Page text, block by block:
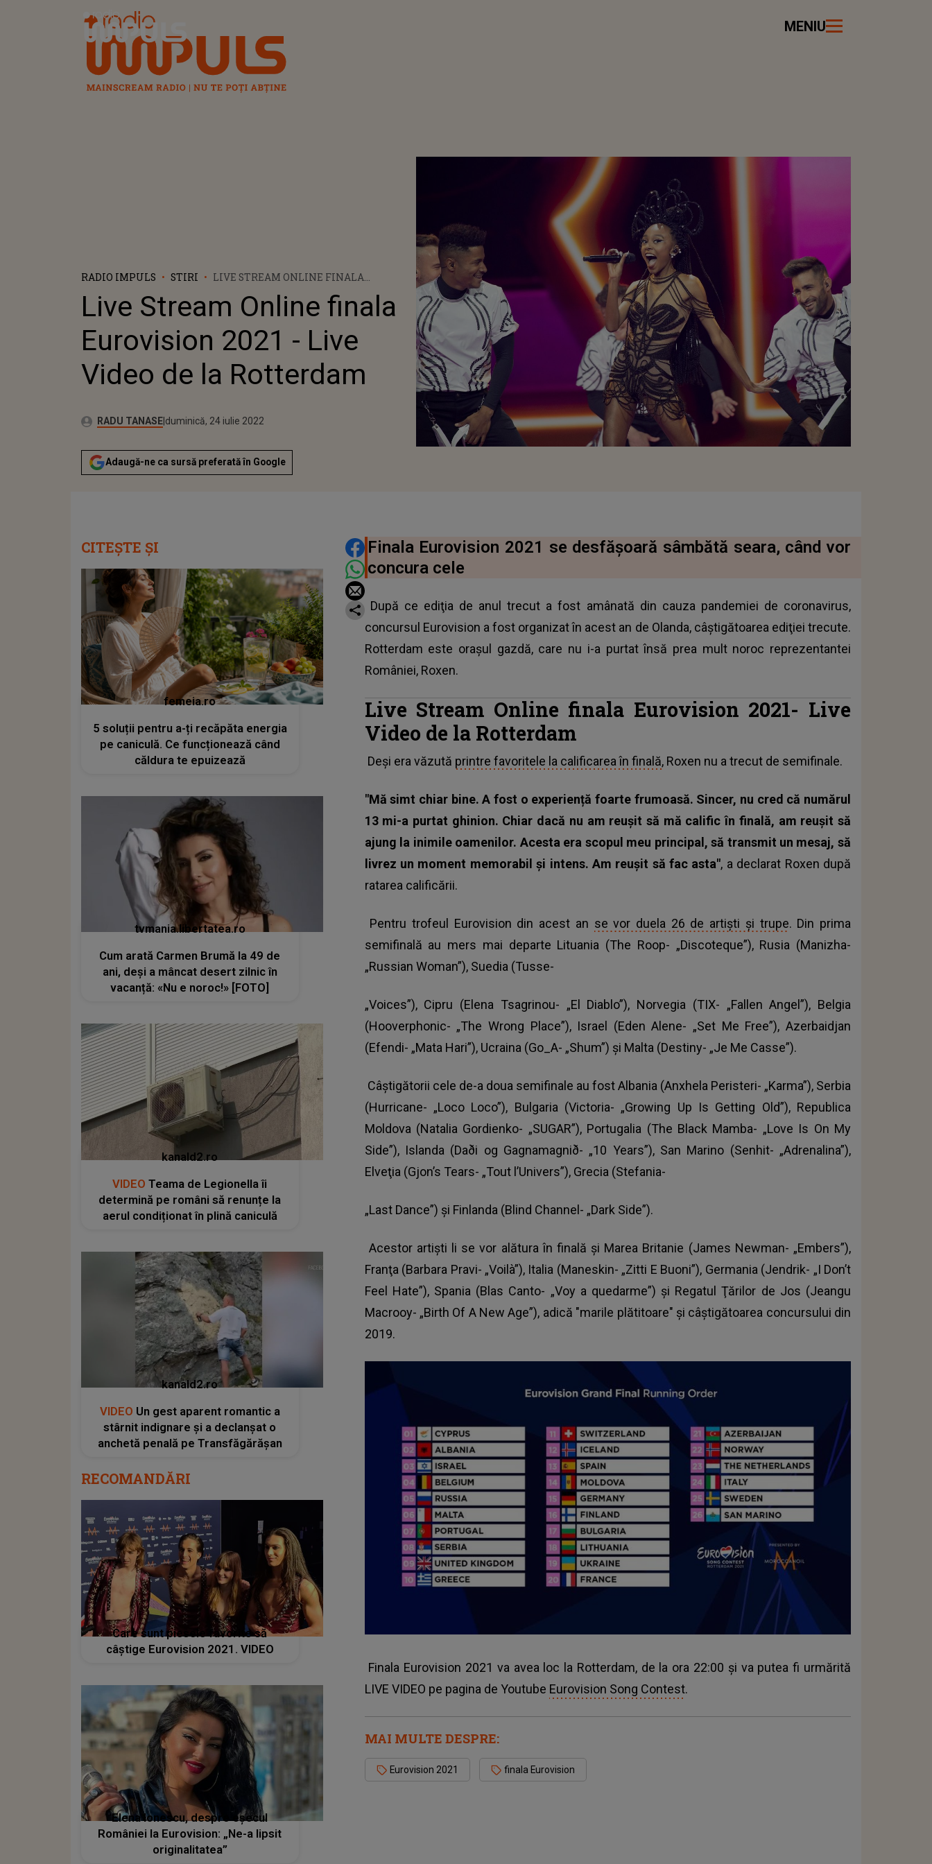
Radio Impuls MENIU
RADIO IMPULS STIRI
LIVE STREAM ONLINE FINALA
ROTTERDAM
Live Stream Online finala
Eurovision 2021 - Live
Video de la Rotterdam
Autor:RADU TANASEPublicat:
sâmbătă, 22 mai 2021
Actualizat:
duminică, 24 iulie 2022
Adaugă-ne ca sursă preferată în Google
DISTRIBUIE ARTICOLUL
Finala Eurovision 2021 se desfăşoară sâmbătă seara, când vor
concura cele
După ce ediţia de anul trecut a fost amânată din cauza pandemiei de coronavirus,
concursul Eurovision a fost organizat în acest an de Olanda, câştigătoarea ediţiei trecute.
Rotterdam este oraşul gazdă, care nu i-a purtat însă prea mult noroc reprezentantei
României, Roxen.
Live Stream Online finala Eurovision 2021- Live
Video de la Rotterdam
Deşi era văzută printre favoritele la calificarea în finală, Roxen nu a trecut de semifinale.
"Mă simt chiar bine. A fost o experiență foarte frumoasă. Sincer, nu cred că numărul
13 mi-a purtat ghinion. Chiar dacă nu am reușit să mă calific în finală, am reușit să
ajung la inimile oamenilor. Acesta era scopul meu principal, să transmit un mesaj, să
livrez un moment memorabil și intens. Am reușit să fac asta", a declarat Roxen după
ratarea calificării.
Pentru trofeul Eurovision din acest an se vor duela 26 de artişti şi trupe. Din prima
semifinală au mers mai departe Lituania (The Roop- „Discoteque”), Rusia (Manizha-
„Russian Woman”), Suedia (Tusse-
„Voices”), Cipru (Elena Tsagrinou- „El Diablo”), Norvegia (TIX- „Fallen Angel”), Belgia
(Hooverphonic- „The Wrong Place”), Israel (Eden Alene- „Set Me Free”), Azerbaidjan
(Efendi- „Mata Hari”), Ucraina (Go_A- „Shum”) şi Malta (Destiny- „Je Me Casse”).
Câştigătorii cele de-a doua semifinale au fost Albania (Anxhela Peristeri- „Karma”), Serbia
(Hurricane- „Loco Loco”), Bulgaria (Victoria- „Growing Up Is Getting Old”), Republica
Moldova (Natalia Gordienko- „SUGAR”), Portugalia (The Black Mamba- „Love Is On My
Side”), Islanda (Daði og Gagnamagnið- „10 Years”), San Marino (Senhit- „Adrenalina”),
Elveţia (Gjon’s Tears- „Tout l’Univers”), Grecia (Stefania-
„Last Dance”) şi Finlanda (Blind Channel- „Dark Side”).
Acestor artişti li se vor alătura în finală şi Marea Britanie (James Newman- „Embers”),
Franţa (Barbara Pravi- „Voilà”), Italia (Maneskin- „Zitti E Buoni”), Germania (Jendrik- „I Don’t
Feel Hate”), Spania (Blas Canto- „Voy a quedarme”) şi Regatul Ţărilor de Jos (Jeangu
Macrooy- „Birth Of A New Age”), adică "marile plătitoare" şi câştigătoarea concursului din
2019.
Finala Eurovision 2021 va avea loc la Rotterdam, de la ora 22:00 şi va putea fi urmărită
LIVE VIDEO pe pagina de Youtube Eurovision Song Contest.
MAI MULTE DESPRE:
Eurovision 2021 finala Eurovision
CITEȘTE ȘI
femeia.ro
5 soluții pentru a-ți recăpăta energia
pe caniculă. Ce funcționează când
căldura te epuizează
tvmania.libertatea.ro
Cum arată Carmen Brumă la 49 de
ani, deși a mâncat desert zilnic în
vacanță: «Nu e noroc!» [FOTO]
kanald2.ro
VIDEO Teama de Legionella îi
determină pe români să renunțe la
aerul condiționat în plină caniculă
kanald2.ro
VIDEO Un gest aparent romantic a
stârnit indignare și a declanșat o
anchetă penală pe Transfăgărășan
RECOMANDĂRI
Care sunt piesele favorite să
câștige Eurovision 2021. VIDEO
Elena Ionescu, despre eșecul
României la Eurovision: „Ne-a lipsit
originalitatea”